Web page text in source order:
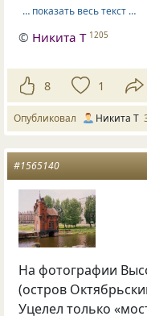
… показать весь текст …
© Никита Т 1205
8 1
Опубликовал Никита Т
#1565140
На фотографии
(остров
Уцелел только